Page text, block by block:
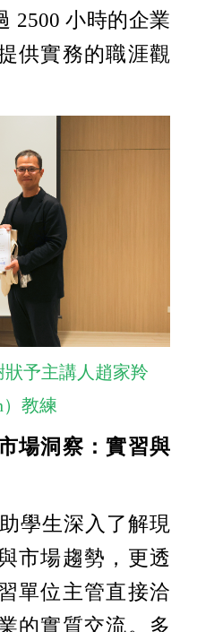
2500 小時的企業
供實務的職涯觀
予主講人趙家羚
）教練
場洞察：實習與
學生深入了解現
市場趨勢，更透
單位主管直接洽
的實質交流。多